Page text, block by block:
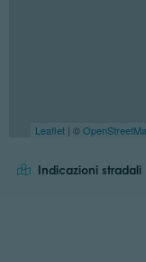
Leaflet | ©
Indicazioni stradali